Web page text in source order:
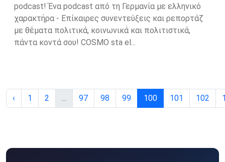
podcast! Ένα podcast από τη Γερμανία με ελληνικό
χαρακτήρα - Επίκαιρες συνεντεύξεις και ρεπορτάζ
με θέματα πολιτικά, κοινωνικά και πολιτιστικά,
πάντα κοντά σου! COSMO sta el...
‹ 1 2 ... 97 98 99 100 101 102